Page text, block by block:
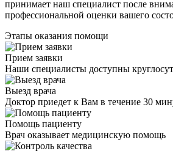
принимает наш специалист после
профессиональной оценки вашего
Этапы оказания помощи
Прием заявки
Наши специалисты доступны
Выезд врача
Доктор приедет к Вам в течение 30
Помощь пациенту
Врач оказывает медицинскую помощь